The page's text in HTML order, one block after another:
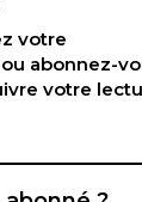
votre
abonnez-
votre